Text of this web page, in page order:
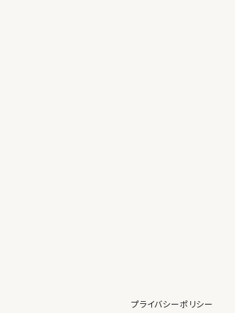
プライバシーポリシー